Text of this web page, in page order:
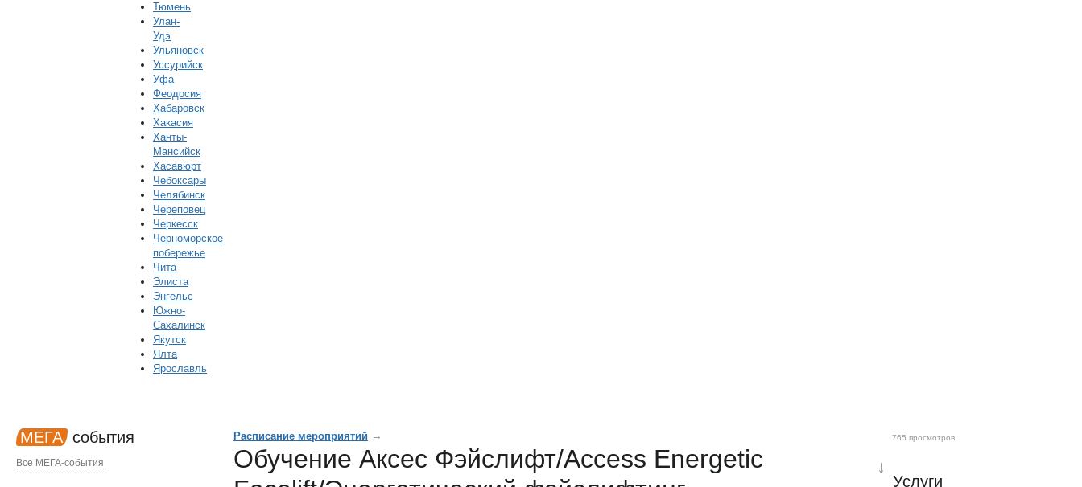
Тюмень
Улан-
Удэ
Ульяновск
Уссурийск
Уфа
Феодосия
Хабаровск
Хакасия
Ханты-
Мансийск
Хасавюрт
Чебоксары
Челябинск
Череповец
Черкесск
Черноморское
побережье
Чита
Элиста
Энгельс
Южно-
Сахалинск
Якутск
Ялта
Ярославль
↓
Услуги
Расписание мероприятий →
Обучение Аксес Фэйслифт/Access Energetic
765 просмотров
МЕГА события
Все МЕГА-события